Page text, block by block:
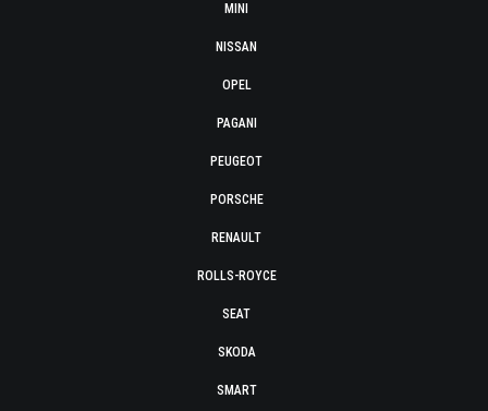
MINI
NISSAN
OPEL
PAGANI
PEUGEOT
PORSCHE
RENAULT
ROLLS-ROYCE
SEAT
SKODA
SMART